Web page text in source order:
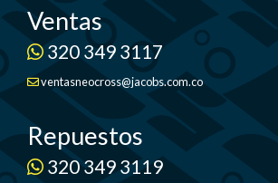
Ventas
320 349 3117
ventasneocross@jacobs.com.co
Repuestos
320 349 3119